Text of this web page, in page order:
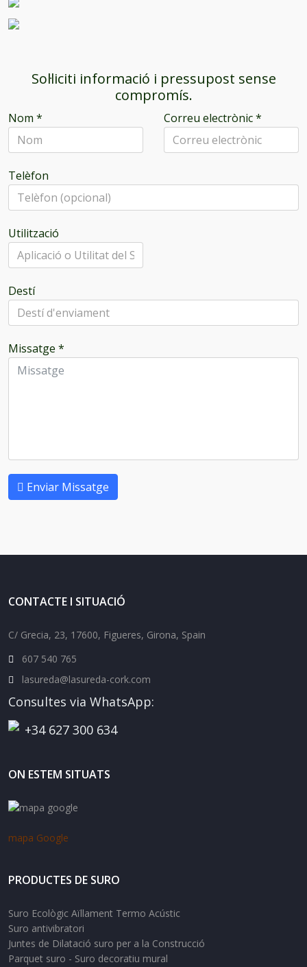
Sol·liciti informació i pressupost sense
compromís.
Nom * Correu electrònic*
Telèfon
Utilització
Destí
Missatge *
Enviar Missatge
CONTACTE I SITUACIÓ
C/ Grecia, 23, 17600, Figueres, Girona, Spain
607 540 765
lasureda@lasureda-cork.com
Consultes via WhatsApp:
+34 627 300 634
ON ESTEM SITUATS
mapa Google
PRODUCTES DE SURO
Suro Ecològic Aïllament Termo Acústic
Suro antivibratori
Juntes de Dilatació suro per a la Construcció
Parquet suro - Suro decoratiu mural